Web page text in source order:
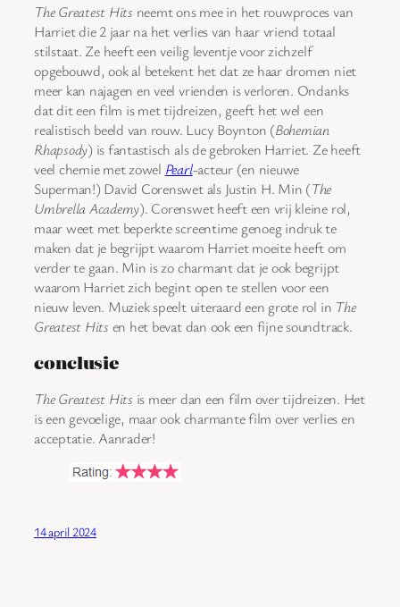
The Greatest Hits neemt ons mee in het rouwproces van
Harriet die 2 jaar na het verlies van haar vriend totaal
stilstaat. Ze heeft een veilig leventje voor zichzelf
opgebouwd, ook al betekent het dat ze haar dromen niet
meer kan najagen en veel vrienden is verloren. Ondanks
dat dit een film is met tijdreizen, geeft het wel een
realistisch beeld van rouw. Lucy Boynton (Bohemian
Rhapsody) is fantastisch als de gebroken Harriet. Ze heeft
veel chemie met zowel Pearl-acteur (en nieuwe
Superman!) David Corenswet als Justin H. Min (The
Umbrella Academy). Corenswet heeft een vrij kleine rol,
maar weet met beperkte screentime genoeg indruk te
maken dat je begrijpt waarom Harriet moeite heeft om
verder te gaan. Min is zo charmant dat je ook begrijpt
waarom Harriet zich begint open te stellen voor een
nieuw leven. Muziek speelt uiteraard een grote rol in The
Greatest Hits en het bevat dan ook een fijne soundtrack.
conclusie
The Greatest Hits is meer dan een film over tijdreizen. Het
is een gevoelige, maar ook charmante film over verlies en
acceptatie. Aanrader!
14 april 2024